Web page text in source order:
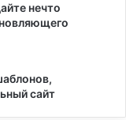
нечто
сайт